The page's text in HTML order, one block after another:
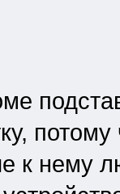
к нему